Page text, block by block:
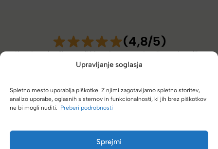
Upravljanje soglasja
Spletno mesto uporablja piškotke. Z njimi zagotavljamo spletno storitev,
analizo uporabe, oglasnih sistemov in funkcionalnosti, ki jih brez piškotkov
ne bi mogli nuditi. Preberi podrobnosti
Sprejmi
(4,8/5)
Kupci nas hvalijo zaradi hitre dostave, poštenih cen in velike
izbire.
k vam. Vedno se
Zelo dobra trgovina za torbe in
različnimi znamkami in